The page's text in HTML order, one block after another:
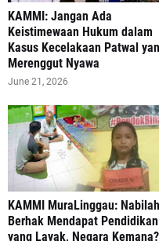
‎KAMMI: Jangan Ada
Keistimewaan Hukum dalam
Kasus Kecelakaan Patwal
Merenggut Nyawa
June 21, 2026
‎KAMMI MuraLinggau: Nabilah
Berhak Mendapat Pendidikan
yang Layak, Negara Kemana?